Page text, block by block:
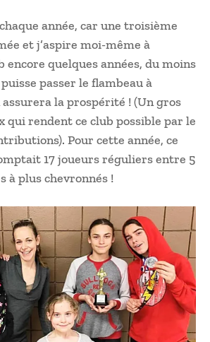
année, car une troisième
et j’aspire moi-même à
quelques années, du moins
passer le flambeau à
assurera la prospérité ! (Un gros
qui rendent ce club possible par le
Pour cette année, ce
17 joueurs réguliers entre 5
à plus chevronnés !